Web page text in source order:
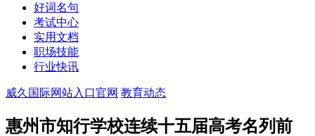
好词名句
考试中心
实用文档
职场技能
行业快讯
威久国际网站入口官网 教育动态
惠州市知行学校连续十五届高考名列前